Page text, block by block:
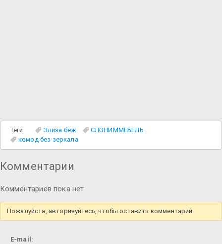
Теги Элиза беж
СЛОНИММЕБЕЛЬ
комод без зеркала
Комментарии
Комментариев пока нет
Пожалуйста, авторизуйтесь, чтобы оставить комментарий.
E-mail: